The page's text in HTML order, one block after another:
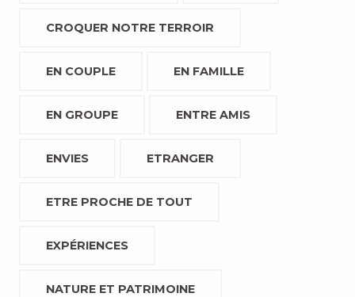
CROQUER NOTRE TERROIR
EN COUPLE EN FAMILLE
EN GROUPE ENTRE AMIS
ENVIES ETRANGER
ETRE PROCHE DE TOUT
EXPÉRIENCES
NATURE ET PATRIMOINE